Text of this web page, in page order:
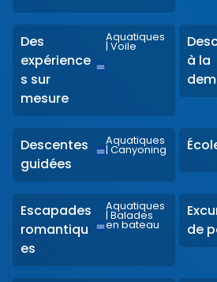
Des
expérience
s sur
mesure
Aquatiques
|Voile
à la
Descentes
guidées
Aquatiques
|Canyoning
Escapades
romantiqu
es
Aquatiques
|Balades
en bateau
de